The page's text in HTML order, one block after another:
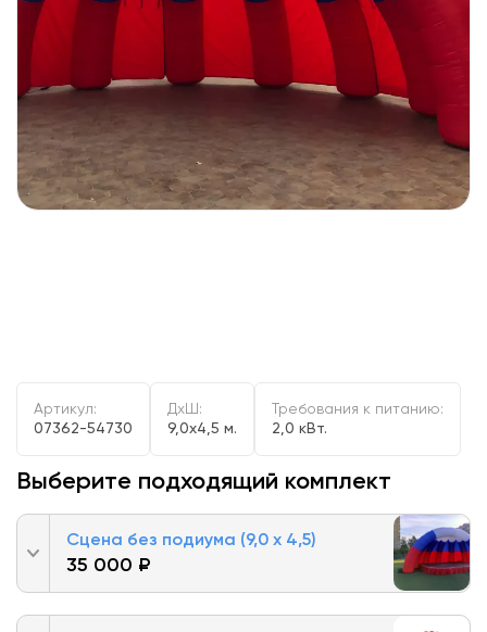
Артикул:
07362-54730
ДxШ:
9,0x4,5 м.
Требования к питанию:
2,0 кВт.
Выберите подходящий комплект
Сцена без подиума (9,0 х 4,5)
35 000 ₽